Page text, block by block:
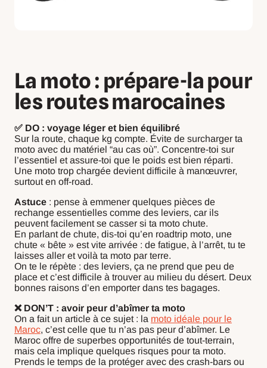
La moto : prépare-la pour
les routes marocaines
✅ DO : voyage léger et bien équilibré
Sur la route, chaque kg compte. Évite de surcharger ta
moto avec du matériel “au cas où”. Concentre-toi sur
l’essentiel et assure-toi que le poids est bien réparti.
Une moto trop chargée devient difficile à manœuvrer,
surtout en off-road.
Astuce : pense à emmener quelques pièces de
rechange essentielles comme des leviers, car ils
peuvent facilement se casser si ta moto chute.
En parlant de chute, dis-toi qu’en roadtrip moto, une
chute « bête » est vite arrivée : de fatigue, à l’arrêt, tu te
laisses aller et voilà ta moto par terre.
On te le répète : des leviers, ça ne prend que peu de
place et c’est difficile à trouver au milieu du désert. Deux
bonnes raisons d’en emporter dans tes bagages.
❌ DON’T : avoir peur d’abîmer ta moto
On a fait un article à ce sujet : la moto idéale pour le
Maroc, c’est celle que tu n’as pas peur d’abîmer. Le
Maroc offre de superbes opportunités de tout-terrain,
mais cela implique quelques risques pour ta moto.
Prends le temps de la protéger avec des crash-bars ou